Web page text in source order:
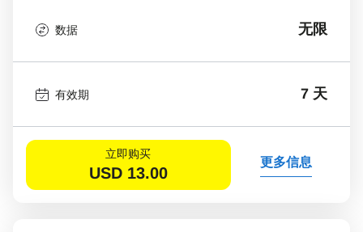
数据 无限
有效期 7 天
立即购买
USD 13.00
更多信息